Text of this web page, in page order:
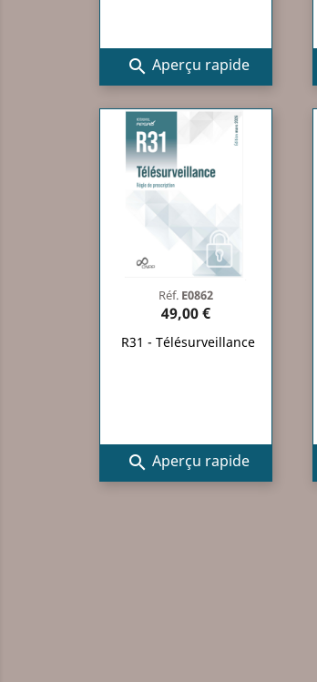
 Aperçu rapide
Réf. E0862
49,00 €
R31 - Télésurveillance
 Aperçu rapide